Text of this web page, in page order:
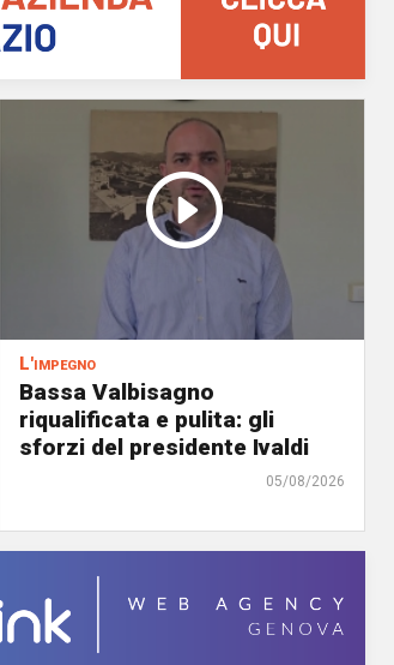
L'impegno
Bassa Valbisagno
riqualificata e pulita: gli
sforzi del presidente Ivaldi
05/08/2026